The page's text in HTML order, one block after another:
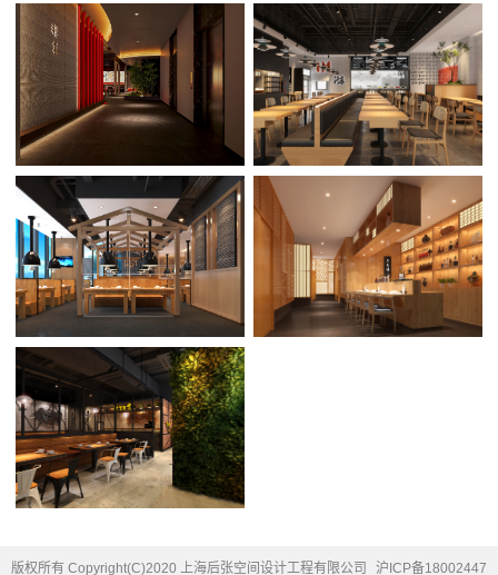
版权所有 Copyright(C)2020 上海后张空间设计工程有限公司 沪ICP备18002447